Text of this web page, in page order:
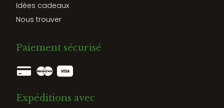
Idées cadeaux
Nous trouver
Paiement sécurisé
Expéditions avec